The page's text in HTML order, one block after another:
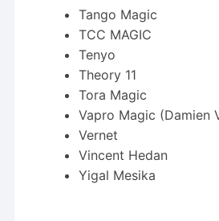
Tango Magic
TCC MAGIC
Tenyo
Theory 11
Tora Magic
Vapro Magic (Damien
Vernet
Vincent Hedan
Yigal Mesika